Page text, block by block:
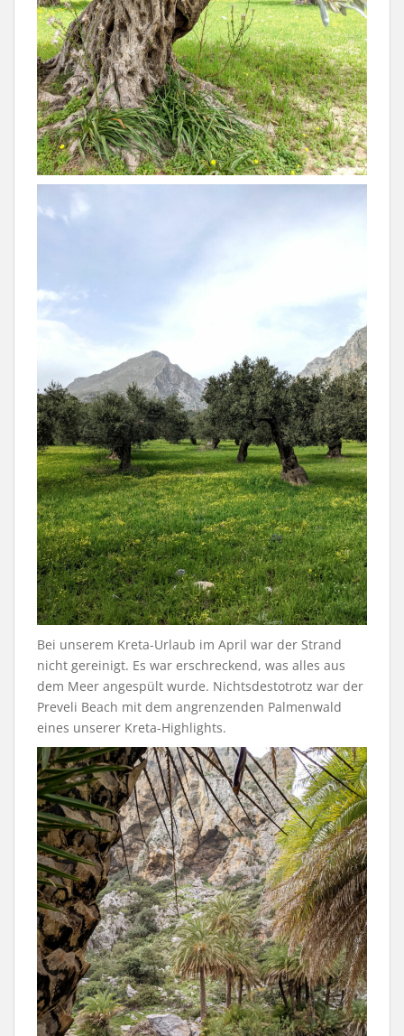
Bei unserem Kreta-Urlaub im April war der Strand
nicht gereinigt. Es war erschreckend, was alles aus
dem Meer angespült wurde. Nichtsdestotrotz war der
Preveli Beach mit dem angrenzenden Palmenwald
eines unserer Kreta-Highlights.